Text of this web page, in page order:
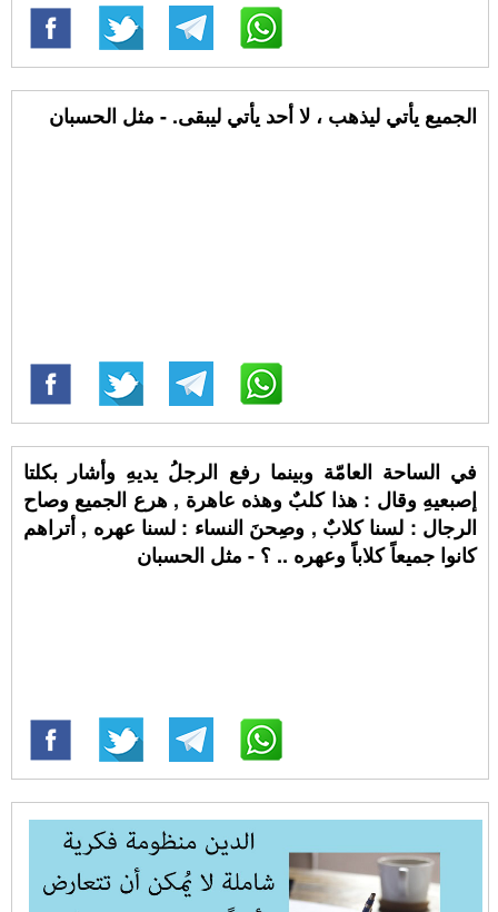
الجميع يأتي ليذهب ، لا أحد يأتي ليبقى. - مثل الحسبان
في الساحة العامّة وبينما رفع الرجلُ يديهِ وأشار بكلتا
إصبعيهِ وقال : هذا كلبٌ وهذه عاهرة , هرع الجميع وصاح
الرجال : لسنا كلابٌ , وصِحنَ النساء : لسنا عهره , أتراهم
كانوا جميعاً كلاباً وعهره .. ؟ - مثل الحسبان